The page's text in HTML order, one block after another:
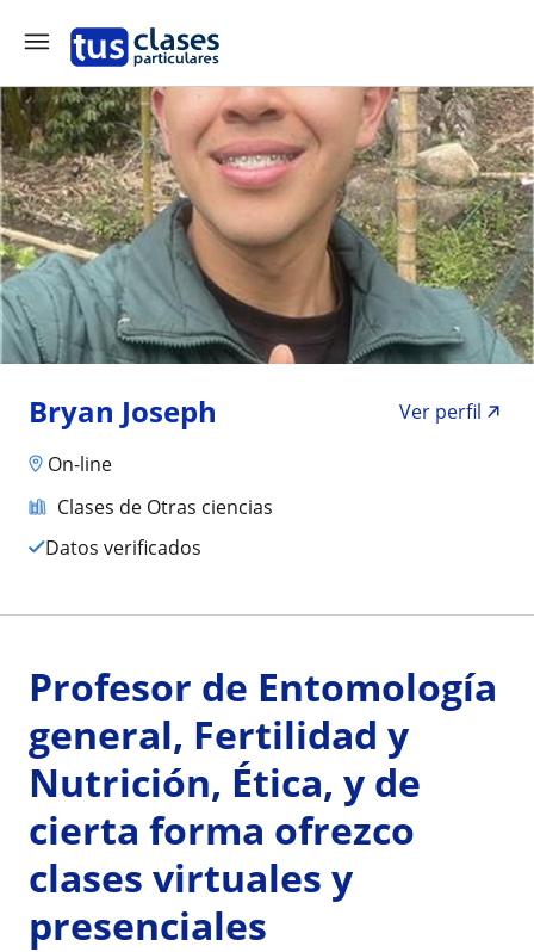
Bryan Joseph
Ver perfil
On-line
Clases de Otras ciencias
Datos verificados
Profesor de Entomología
general, Fertilidad y
Nutrición, Ética, y de
cierta forma ofrezco
clases virtuales y
presenciales